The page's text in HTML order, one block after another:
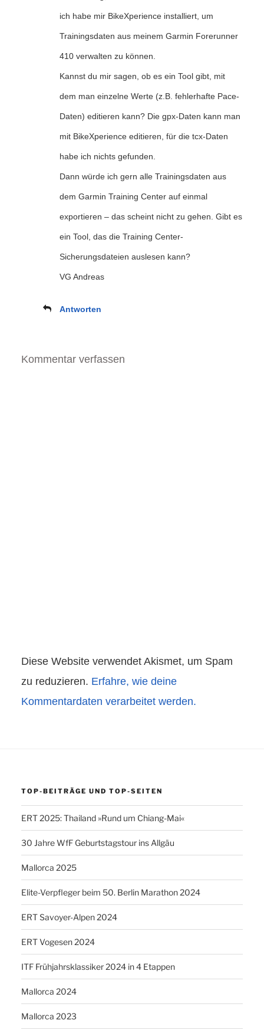
ich habe mir BikeXperience installiert, um
Trainingsdaten aus meinem Garmin Forerunner
410 verwalten zu können.
Kannst du mir sagen, ob es ein Tool gibt, mit
dem man einzelne Werte (z.B. fehlerhafte Pace-
Daten) editieren kann? Die gpx-Daten kann man
mit BikeXperience editieren, für die tcx-Daten
habe ich nichts gefunden.
Dann würde ich gern alle Trainingsdaten aus
dem Garmin Training Center auf einmal
exportieren – das scheint nicht zu gehen. Gibt es
ein Tool, das die Training Center-
Sicherungsdateien auslesen kann?
VG Andreas
Antworten
Kommentar verfassen
Diese Website verwendet Akismet, um Spam
zu reduzieren. Erfahre, wie deine
Kommentardaten verarbeitet werden.
TOP-BEITRÄGE UND TOP-SEITEN
ERT 2025: Thailand »Rund um Chiang-Mai«
30 Jahre WfF Geburtstagstour ins Allgäu
Mallorca 2025
Elite-Verpfleger beim 50. Berlin Marathon 2024
ERT Savoyer-Alpen 2024
ERT Vogesen 2024
ITF Frühjahrsklassiker 2024 in 4 Etappen
Mallorca 2024
Mallorca 2023